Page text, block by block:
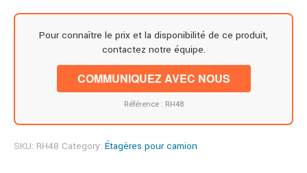
Pour connaître le prix et la disponibilité de ce produit,
contactez notre équipe.
COMMUNIQUEZ AVEC NOUS
Référence : RH48
SKU: RH48 Category: Étagères pour camion